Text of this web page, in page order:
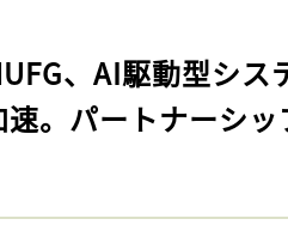
、AI駆動型シ
速。パートナーシ